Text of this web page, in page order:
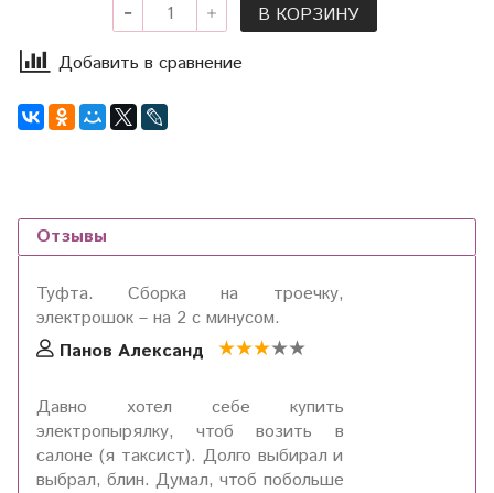
В КОРЗИНУ
Добавить в сравнение
Отзывы
Туфта. Сборка на троечку,
электрошок – на 2 с минусом.
Панов Александ
Давно хотел себе купить
электропырялку, чтоб возить в
салоне (я таксист). Долго выбирал и
выбрал, блин. Думал, чтоб побольше